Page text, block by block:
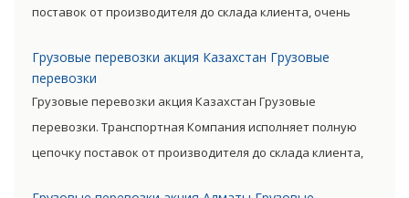
поставок от производителя до склада клиента, очень
позволяют уменьшить транспортные затраты,
существенно снизив уровень итоговой цены товара.
Грузовые перевозки акция Казахстан Грузовые
перевозки
Грузовые перевозки акция Казахстан Грузовые
перевозки. Транспортная Компания исполняет полную
цепочку поставок от производителя до склада клиента,